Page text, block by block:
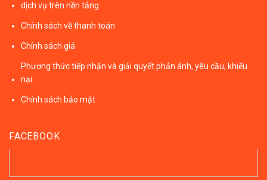
dịch vụ trên nền tảng
Chính sách về thanh toán
Chính sách giá
Phương thức tiếp nhận và giải quyết phản ánh, yêu cầu, khiếu
nại
Chính sách bảo mật
FACEBOOK